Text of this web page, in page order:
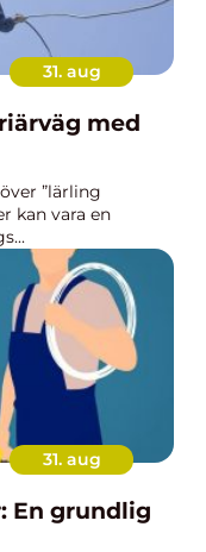
31. aug
med
”lärling
kan vara en
31. aug
En grundlig